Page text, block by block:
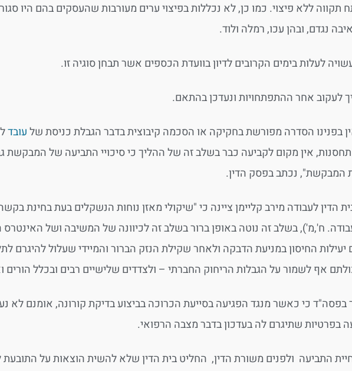
תקווה ללא פיצוי. כמו כן, לא נכללות בפיצוי ערים מעורבות שהעסקים בהם היו
נגדם, ובהן עכו, רמלה ולוד.
לעלות בימים הקרובים לדיון בוועדת הכספים אשר תבחן סוגיה זו.
לעקוב אחר ההתפתחויות ונעדכן בהתאם.
בפנינו הסדרה מפורשת בחקיקה או הסכמה קיבוצית בדבר הגבלת כניסת שלעובד
אין מקום לקביעה כבר בשלב זה של ההליך כי סיכויי התביעה של המבקשת
המבקשת", נכתב בפסק הדין.
הדין לעבודה מירב קליימן ציינה כי "שיקולי מאזן נוחות הנשקלים בעת בחינת
ח',מ'), בשלב זה נוטה באופן ברור בשלב זה לכיוונה של המשיבה ושל האינטרס
החיסון במניעת הדבקה ולאחר שקילת הנזק הברור והמיידי שעלול להיגרם
אף לשמור על הגבלות הריחוק החברתי – ולצדדים שלישיים רבים ובכלל הורים
בפסה"ד כי כאשר מנגד הפגיעה בסייעת הכרוכה בביצוע בדיקת קורונה, אומנם לא
בפרטיות שתיגרם לה בעדכון בדבר מצבה הרפואי.
התביעה ולפנים משורת הדין, החליט בית הדין שלא להשית הוצאות על